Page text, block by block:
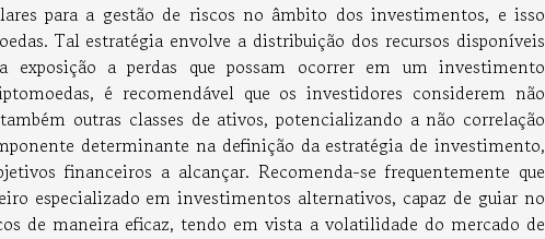
para a gestão de riscos no âmbito dos investimentos, e isso
Tal estratégia envolve a distribuição dos recursos disponíveis
exposição a perdas que possam ocorrer em um investimento
é recomendável que os investidores considerem não
outras classes de ativos, potencializando a não correlação
determinante na definição da estratégia de investimento,
financeiros a alcançar. Recomenda-se frequentemente que
especializado em investimentos alternativos, capaz de guiar no
de maneira eficaz, tendo em vista a volatilidade do mercado de